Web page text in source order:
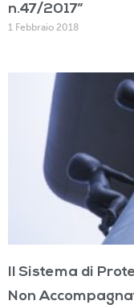
n.47/2017”
1 Febbraio 2018
Il Sistema di
Non